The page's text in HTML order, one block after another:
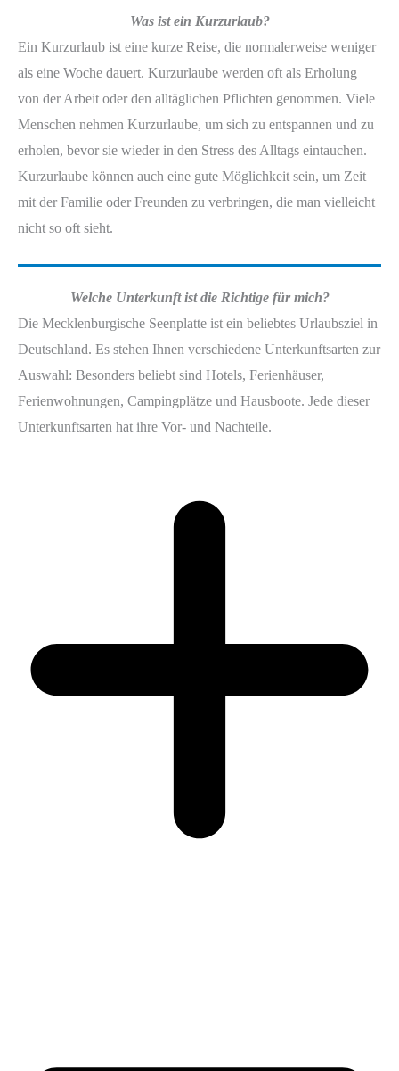
Was ist ein Kurzurlaub?
Ein Kurzurlaub ist eine kurze Reise, die normalerweise weniger
als eine Woche dauert. Kurzurlaube werden oft als Erholung
von der Arbeit oder den alltäglichen Pflichten genommen. Viele
Menschen nehmen Kurzurlaube, um sich zu entspannen und zu
erholen, bevor sie wieder in den Stress des Alltags eintauchen.
Kurzurlaube können auch eine gute Möglichkeit sein, um Zeit
mit der Familie oder Freunden zu verbringen, die man vielleicht
nicht so oft sieht.
Welche Unterkunft ist die Richtige für mich?
Die Mecklenburgische Seenplatte ist ein beliebtes Urlaubsziel in
Deutschland. Es stehen Ihnen verschiedene Unterkunftsarten zur
Auswahl: Besonders beliebt sind Hotels, Ferienhäuser,
Ferienwohnungen, Campingplätze und Hausboote. Jede dieser
Unterkunftsarten hat ihre Vor- und Nachteile.